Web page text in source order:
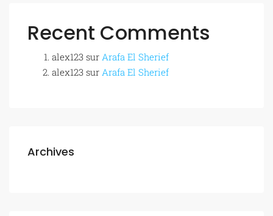
Recent Comments
alex123 sur Arafa El Sherief
alex123 sur Arafa El Sherief
Archives